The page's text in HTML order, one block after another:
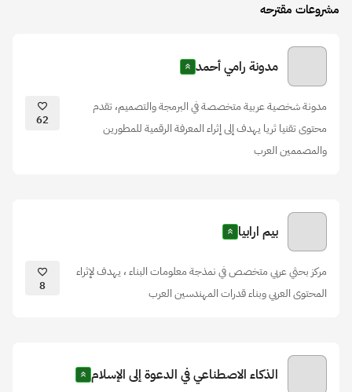
مشروعات مقترحه
مدونة رامي أحمد
مدونة شخصية عربية متخصصة في البرمجة والتصميم، تقدم
محتوى تقنيا ثريا يهدف إلى إثراء المعرفة الرقمية للمطورين
والمصممين العرب
62
بيم ارابيا
مركز بحثي عربي متخصص في نمذجة معلومات البناء ، يهدف لإثراء
المحتوى العربي وبناء قدرات المهندسين العرب
8
الذكاء الاصطناعي في الدعوة إلى الإسلام